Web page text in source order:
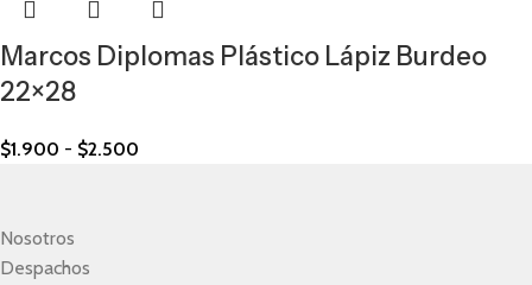
Marcos Diplomas Plástico Lápiz Burdeo
22×28
$1.900 - $2.500
Nosotros
Despachos